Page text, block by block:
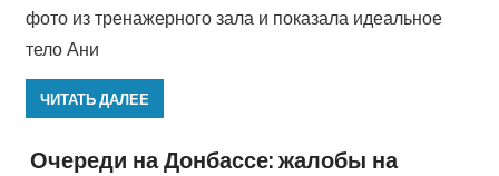
фото из тренажерного зала и показала идеальное
тело Ани
ЧИТАТЬ ДАЛЕЕ
Очереди на Донбассе: жалобы на